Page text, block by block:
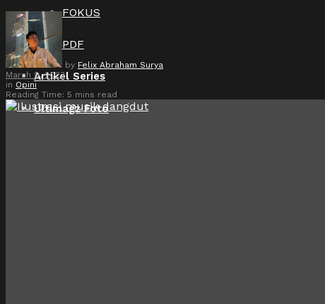
FOKUS
PDF
Artikel Series
Ultimagz Foto
by Felix Abraham Surya
March 9, 2023
in Opini
Reading Time: 5 mins read